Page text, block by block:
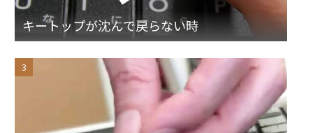
キートップが沈んで戻らない時